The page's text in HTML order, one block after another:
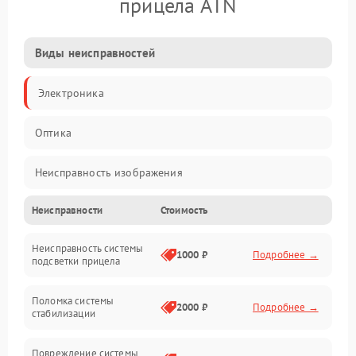
Виды неисправностей
Электроника
Оптика
Неисправность изображения
Механические повреждения
Неисправность фокусировки и оптики
Неисправности Стоимость
Неисправность системы
подсветки прицела
1000 ₽ Подробнее →
Поломка системы
стабилизации
2000 ₽ Подробнее →
Повреждение системы